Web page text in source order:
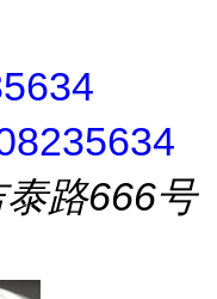
路666号